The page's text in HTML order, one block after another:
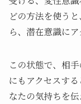
どの方法を使う
ら、潜在意識に
この状態で、相
にもアクセスす
なたの気持ちを